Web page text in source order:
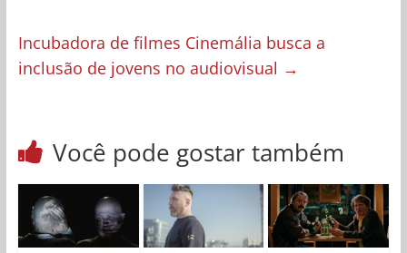
Incubadora de filmes Cinemália busca a
inclusão de jovens no audiovisual →
Você pode gostar também